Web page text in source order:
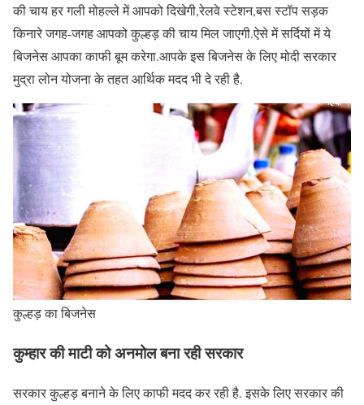
की चाय हर गली मोहल्ले में आपको दिखेगी,रेलवे स्टेशन,बस स्टॉप सड़क
किनारे जगह-जगह आपको कुल्हड़ की चाय मिल जाएगी.ऐसे में सर्दियों में ये
बिजनेस आपका काफी बूम करेगा.आपके इस बिजनेस के लिए मोदी सरकार
मुद्रा लोन योजना के तहत आर्थिक मदद भी दे रही है.
कुल्हड़ का बिजनेस
कुम्हार की माटी को अनमोल बना रही सरकार
सरकार कुल्हड़ बनाने के लिए काफी मदद कर रही है. इसके लिए सरकार की